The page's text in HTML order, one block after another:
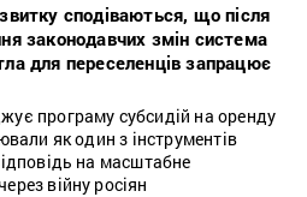
сподіваються, що після
законодавчих змін система
для переселенців запрацює
програму субсидій на оренду
як один з інструментів
на масштабне
війну росіян